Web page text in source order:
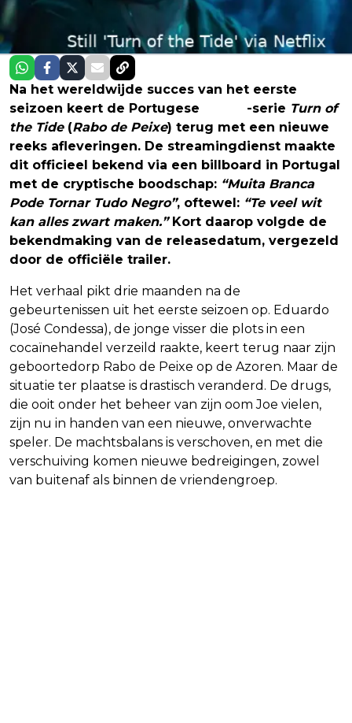
Na het wereldwijde succes van het eerste
seizoen keert de Portugese
-serie Turn of
the Tide(Rabo de Peixe) terug met een nieuwe
reeks afleveringen. De streamingdienst maakte
dit officieel bekend via een billboard in Portugal
met de cryptische boodschap: “Muita Branca
Pode Tornar Tudo Negro”, oftewel: “Te veel wit
kan alles zwart maken.”Kort daarop volgde de
bekendmaking van de releasedatum, vergezeld
door de officiële trailer.
Het verhaal pikt drie maanden na de
gebeurtenissen uit het eerste seizoen op. Eduardo
(José Condessa), de jonge visser die plots in een
cocaïnehandel verzeild raakte, keert terug naar zijn
geboortedorp Rabo de Peixe op de Azoren. Maar de
situatie ter plaatse is drastisch veranderd. De drugs,
die ooit onder het beheer van zijn oom Joe vielen,
zijn nu in handen van een nieuwe, onverwachte
speler. De machtsbalans is verschoven, en met die
verschuiving komen nieuwe bedreigingen, zowel
van buitenaf als binnen de vriendengroep.